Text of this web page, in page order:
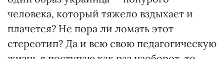
человека, который тяжело вздыхает и
плачется? Не пора ли ломать этот
стереотип? Да и всю свою педагогическую